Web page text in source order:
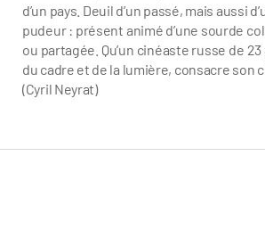
d’un pays. Deuil d’un passé, mais
pudeur : présent animé d’une sourde
ou partagée. Qu’un cinéaste russe de
du cadre et de la lumière, consacre son
(Cyril Neyrat)